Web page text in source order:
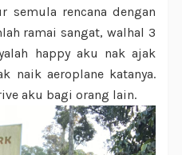
semula rencana dengan
ramai sangat, walhal 3
happy aku nak ajak
naik aeroplane katanya.
aku bagi orang lain.